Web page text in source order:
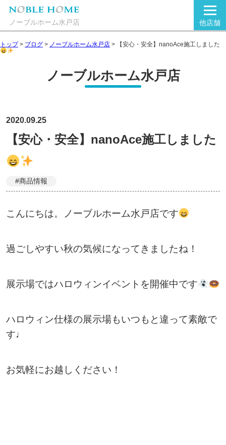
ノーブルホーム水戸店 他店舗
トップ> ブログ > ノーブルホーム水戸店 > 【安心・安全】nanoAce施工しました
ノーブルホーム水戸店
2020.09.25
【安心・安全】nanoAce施工しました
#商品情報
こんにちは。ノーブルホーム水戸店です
過ごしやすい秋の気候になってきましたね！
展示場ではハロウィンイベントを開催中です
ハロウィン仕様の展示場もいつもと違って素敵で
す♩
お気軽にお越しください！